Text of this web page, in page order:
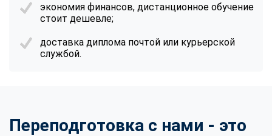
экономия финансов, дистанционное обучение
стоит дешевле;
доставка диплома почтой или курьерской
службой.
Переподготовка с нами - это